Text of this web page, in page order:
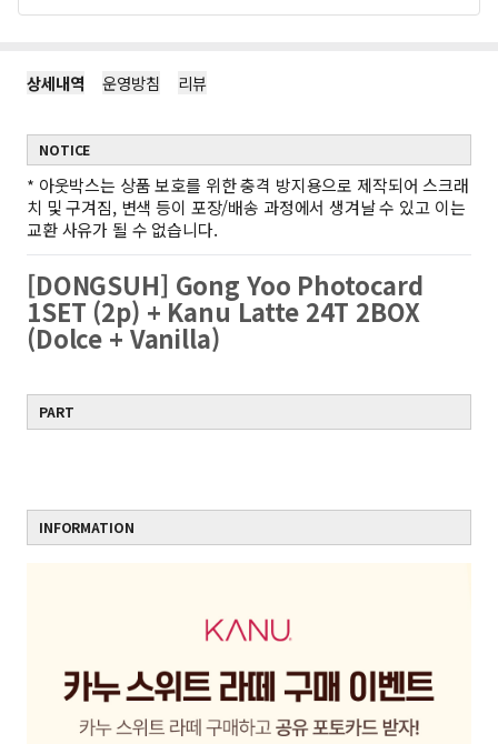
상세내역 운영방침 리뷰
NOTICE
* 아웃박스는 상품 보호를 위한 충격 방지용으로 제작되어 스크래
치 및 구겨짐, 변색 등이 포장/배송 과정에서 생겨날 수 있고 이는
교환 사유가 될 수 없습니다.
[DONGSUH] Gong Yoo Photocard
1SET (2p) + Kanu Latte 24T 2BOX
(Dolce + Vanilla)
PART
INFORMATION